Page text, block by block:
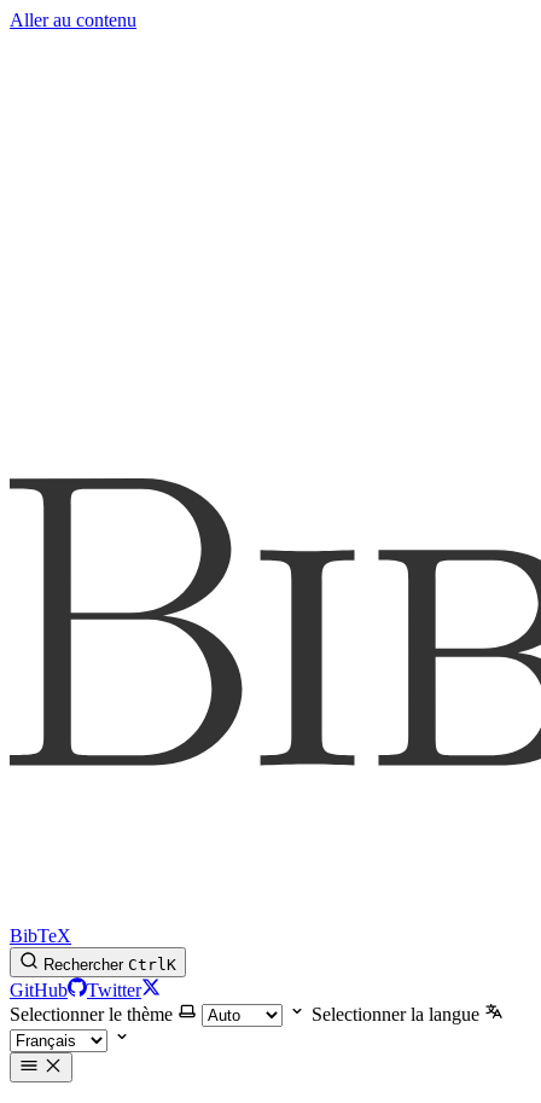
Aller au contenu
BibTeX
Rechercher CtrlK
GitHub
Twitter
Selectionner le thème
Selectionner la langue